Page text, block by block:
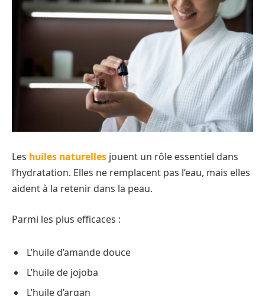
Les huiles naturelles jouent un rôle essentiel dans
l’hydratation. Elles ne remplacent pas l’eau, mais elles
aident à la retenir dans la peau.
Parmi les plus efficaces :
L’huile d’amande douce
L’huile de jojoba
L’huile d’argan